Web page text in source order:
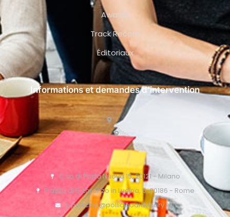
Awards
Track Record
Éditoriaux
Informations et demandes d’intervention
C.so di Porta Nuova 15, 20121 - Milano
Piazza di S. Lorenzo in Lucina, 6, 00186 - Rome
o.pollicino@pollicinoaidvisory.eu